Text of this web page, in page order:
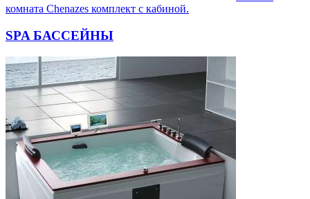
комната Chenazes комплект с кабиной.
SPA БАССЕЙНЫ